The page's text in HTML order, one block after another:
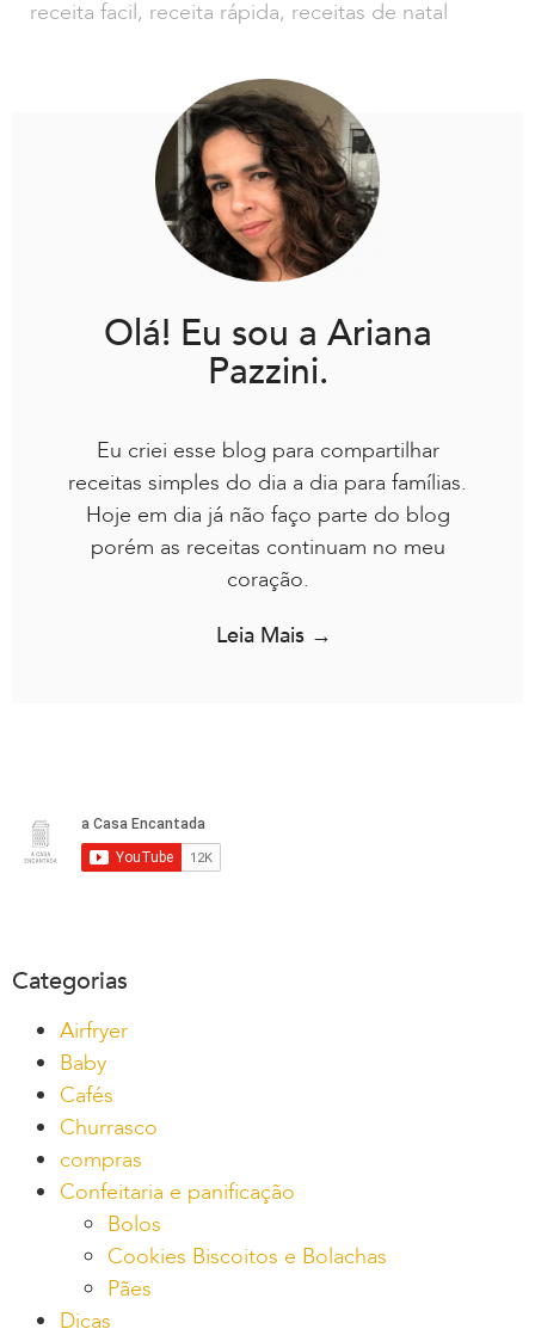
receita facil, receita rápida, receitas de natal
Olá! Eu sou a Ariana
Pazzini.
Eu criei esse blog para compartilhar
receitas simples do dia a dia para famílias.
Hoje em dia já não faço parte do blog
porém as receitas continuam no meu
coração.
Leia Mais →
Categorias
Airfryer
Baby
Cafés
Churrasco
compras
Confeitaria e panificação
Bolos
Cookies Biscoitos e Bolachas
Pães
Dicas